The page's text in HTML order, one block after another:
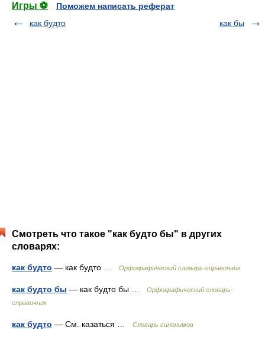
Игры ⚽
Поможем написать реферат
как будто
как бы
Смотреть что такое "как будто бы" в других
словарях:
как будто — как будто … Орфографический словарь-справочник
как будто бы — как будто бы …
Орфографический словарь-
справочник
как будто — См. казаться … Словарь синонимов